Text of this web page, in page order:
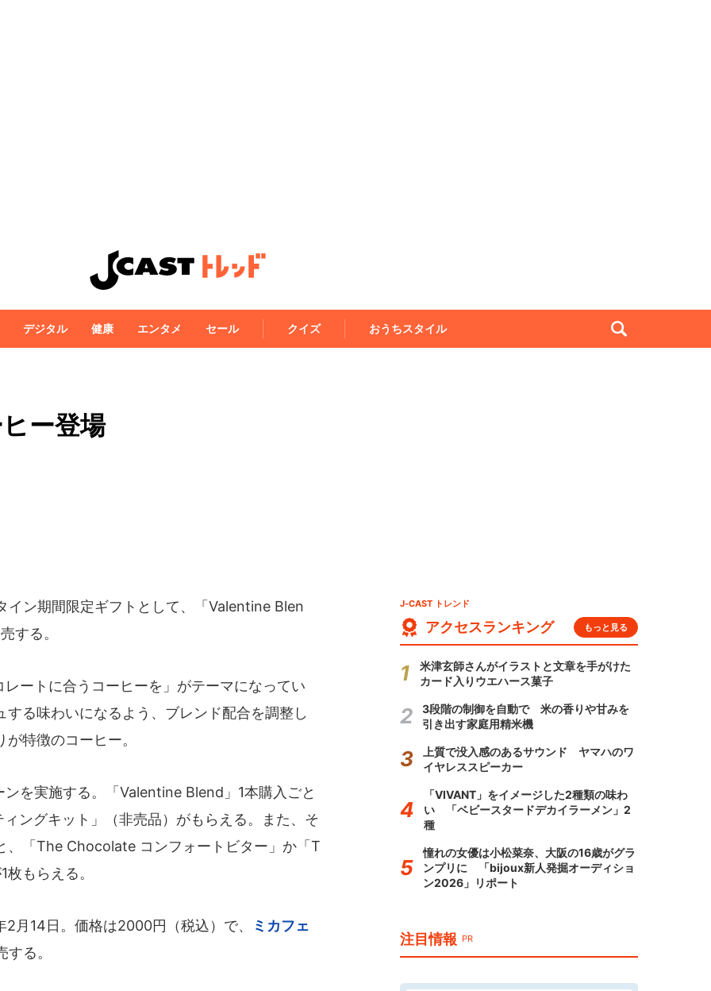
デジタル 健康 エンタメ セール クイズ おうちスタイル
ー登場
イン期間限定ギフトとして、「Valentine Blen
する。
ートに合うコーヒーを」がテーマになってい
る味わいになるよう、ブレンド配合を調整し
特徴のコーヒー。
を実施する。「Valentine Blend」1本購入ごと
ングキット」（非売品）がもらえる。また、そ
、「The Chocolate コンフォートビター」か「T
もらえる。
14日。価格は2000円（税込）で、
ミカフェ
する。
J-CAST トレンド
アクセスランキング もっと見る
米津玄師さんがイラストと文章を手がけた
カード入りウエハース菓子
3段階の制御を自動で 米の香りや甘みを
引き出す家庭用精米機
上質で没入感のあるサウンド ヤマハのワ
イヤレススピーカー
「VIVANT」をイメージした2種類の味わ
い 「ベビースタードデカイラーメン」2
種
憧れの女優は小松菜奈、大阪の16歳がグラ
ンプリに 「bijoux新人発掘オーディショ
ン2026」リポート
注目情報 PR